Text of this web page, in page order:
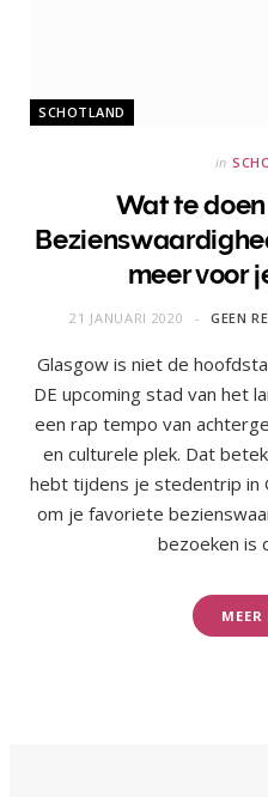
SCHOTLAND
in
Wat te
meer voor
21 JANUARI 2020 GEEN
Glasgow is niet de
DE upcoming stad van het
een rap tempo van
en culturele plek. Dat
hebt tijdens je stedentrip in
om je favoriete
bezoeken is
MEER